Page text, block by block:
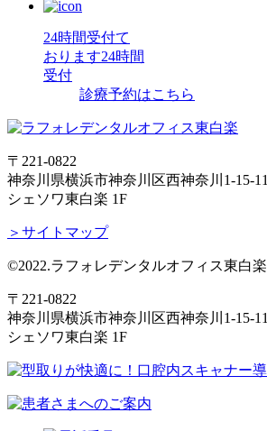
24時間受付て
おります24時間
受付
診療予約はこちら
〒221-0822
神奈川県横浜市神奈川区西神奈川1-15-11
シェソワ東白楽 1F
＞サイトマップ
©2022.ラフォレデンタルオフィス東白楽
〒221-0822
神奈川県横浜市神奈川区西神奈川1-15-11
シェソワ東白楽 1F